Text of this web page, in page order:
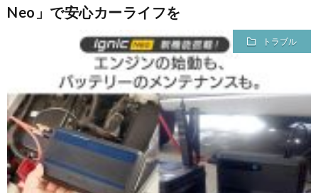
Neo」で安心カーライフを
トラブル